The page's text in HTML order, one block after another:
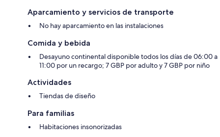
Aparcamiento y servicios de transporte
No hay aparcamiento en las instalaciones
Comida y bebida
Desayuno continental disponible todos los días de 06:00 a
11:00 por un recargo; 7 GBP por adulto y 7 GBP por niño
Actividades
Tiendas de diseño
Para familias
Habitaciones insonorizadas